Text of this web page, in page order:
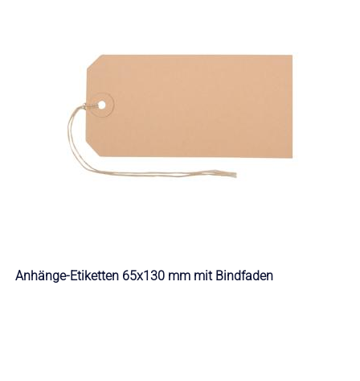
Anhänge-Etiketten 65x130 mm mit Bindfaden